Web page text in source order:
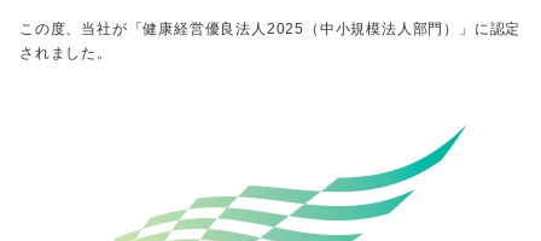
この度、当社が「健康経営優良法人 2025
（中小規模法人部門）」に認定
されました。